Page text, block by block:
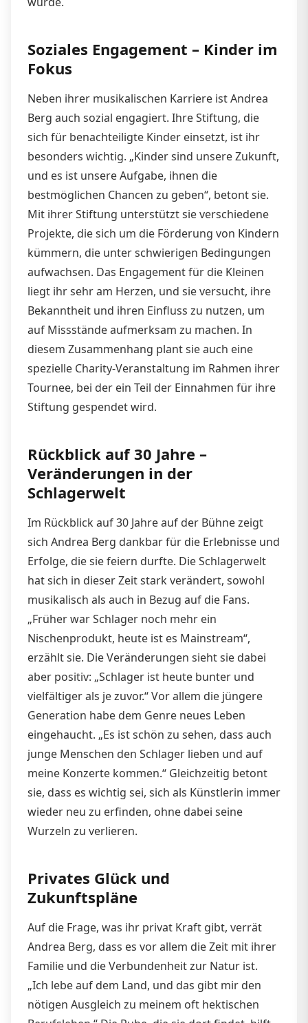
Soziales Engagement – Kinder im
Fokus
Neben ihrer musikalischen Karriere ist Andrea
Berg auch sozial engagiert. Ihre Stiftung, die
sich für benachteiligte Kinder einsetzt, ist ihr
besonders wichtig. „Kinder sind unsere Zukunft,
und es ist unsere Aufgabe, ihnen die
bestmöglichen Chancen zu geben“, betont sie.
Mit ihrer Stiftung unterstützt sie verschiedene
Projekte, die sich um die Förderung von Kindern
kümmern, die unter schwierigen Bedingungen
aufwachsen. Das Engagement für die Kleinen
liegt ihr sehr am Herzen, und sie versucht, ihre
Bekanntheit und ihren Einfluss zu nutzen, um
auf Missstände aufmerksam zu machen. In
diesem Zusammenhang plant sie auch eine
spezielle Charity-Veranstaltung im Rahmen ihrer
Tournee, bei der ein Teil der Einnahmen für ihre
Stiftung gespendet wird.
Rückblick auf 30 Jahre –
Veränderungen in der
Schlagerwelt
Im Rückblick auf 30 Jahre auf der Bühne zeigt
sich Andrea Berg dankbar für die Erlebnisse und
Erfolge, die sie feiern durfte. Die Schlagerwelt
hat sich in dieser Zeit stark verändert, sowohl
musikalisch als auch in Bezug auf die Fans.
„Früher war Schlager noch mehr ein
Nischenprodukt, heute ist es Mainstream“,
erzählt sie. Die Veränderungen sieht sie dabei
aber positiv: „Schlager ist heute bunter und
vielfältiger als je zuvor.“ Vor allem die jüngere
Generation habe dem Genre neues Leben
eingehaucht. „Es ist schön zu sehen, dass auch
junge Menschen den Schlager lieben und auf
meine Konzerte kommen.“ Gleichzeitig betont
sie, dass es wichtig sei, sich als Künstlerin immer
wieder neu zu erfinden, ohne dabei seine
Wurzeln zu verlieren.
Privates Glück und
Zukunftspläne
Auf die Frage, was ihr privat Kraft gibt, verrät
Andrea Berg, dass es vor allem die Zeit mit ihrer
Familie und die Verbundenheit zur Natur ist.
„Ich lebe auf dem Land, und das gibt mir den
nötigen Ausgleich zu meinem oft hektischen